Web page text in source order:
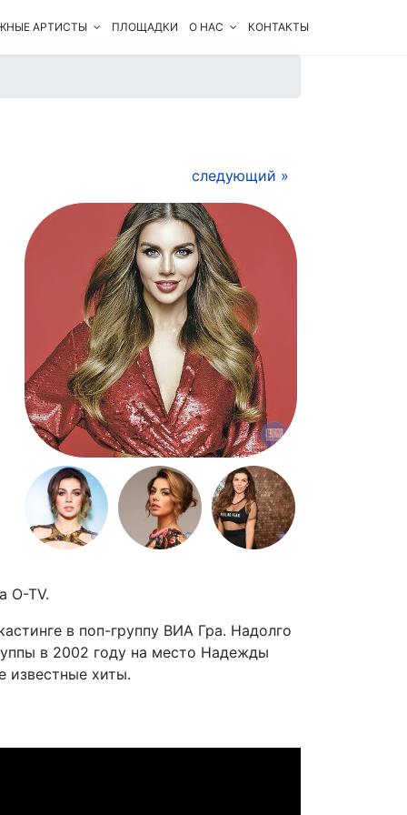
АРТИСТЫ ПЛОЩАДКИ О НАС КОНТАКТЫ
следующий »
O-TV.
в поп-группу ВИА Гра. Надолго
в 2002 году на место Надежды
известные хиты.